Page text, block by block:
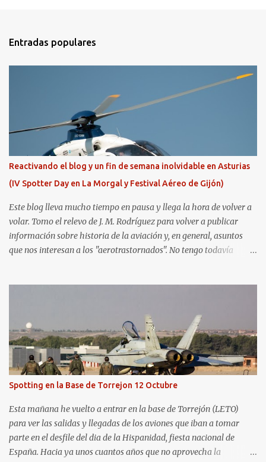
Entradas populares
Reactivando el blog y un fin de semana inolvidable en Asturias
(IV Spotter Day en La Morgal y Festival Aéreo de Gijón)
Este blog lleva mucho tiempo en pausa y llega la hora de volver a
volar. Tomo el relevo de J. M. Rodríguez para volver a publicar
información sobre historia de la aviación y, en general, asuntos
que nos interesan a los "aerotrastornados". No tengo todavía
Aerospotters Principado a una genial sesión fotográfica en el
aeródromo de La Morgal (todavía no he tenido tiempo de
procesar esas imágenes). Al día siguiente, asistí al Festival Aéreo de
Gijón . He aquí algunas de las tomas que realicé este pasado
domingo.
Spotting en la Base de Torrejon 12 Octubre
Esta mañana he vuelto a entrar en la base de Torrejón (LETO)
para ver las salidas y llegadas de los aviones que iban a tomar
parte en el desfile del dia de la Hispanidad, fiesta nacional de
España. Hacia ya unos cuantos años que no aprovecha la